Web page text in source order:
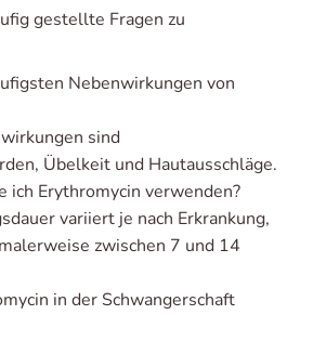
gestellte Fragen zu
Nebenwirkungen von
sind
Übelkeit und Hautausschläge.
ich Erythromycin verwenden?
variiert je nach Erkrankung,
zwischen 7 und 14
in der Schwangerschaft